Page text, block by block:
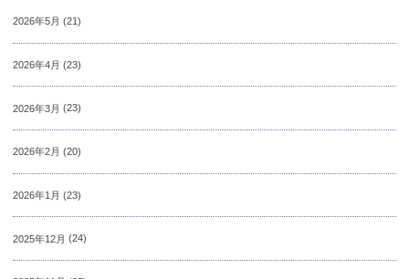
2026年5月 (21)
2026年4月 (23)
2026年3月 (23)
2026年2月 (20)
2026年1月 (23)
2025年12月 (24)